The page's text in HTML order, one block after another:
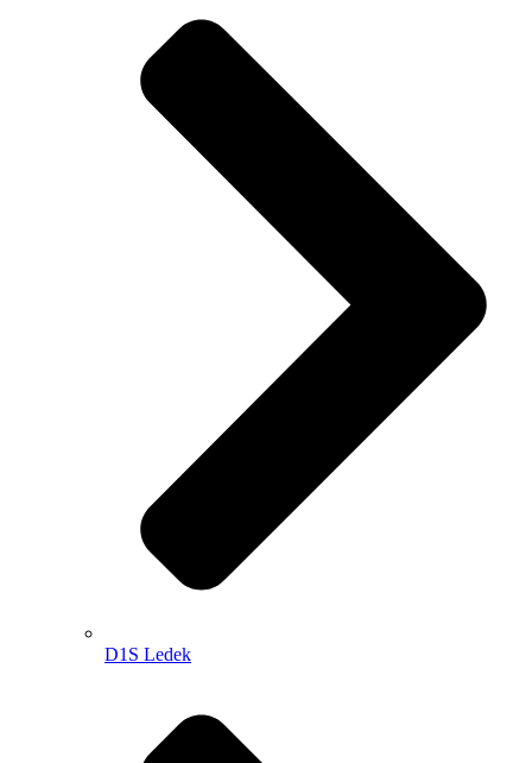
D1S Ledek